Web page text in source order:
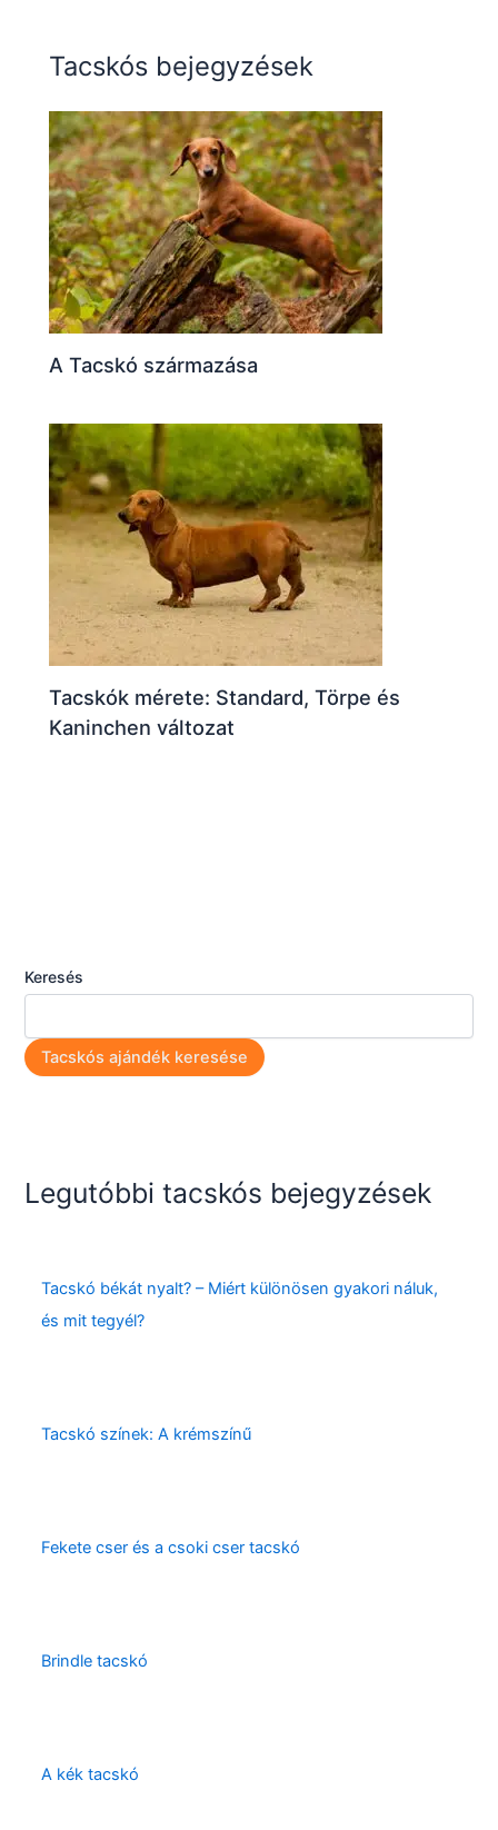
Tacskós bejegyzések
A Tacskó származása
Tacskók mérete: Standard, Törpe és
Kaninchen változat
Keresés
Tacskós ajándék keresése
Legutóbbi tacskós bejegyzések
Tacskó békát nyalt? – Miért különösen gyakori náluk,
és mit tegyél?
Tacskó színek: A krémszínű
Fekete cser és a csoki cser tacskó
Brindle tacskó
A kék tacskó